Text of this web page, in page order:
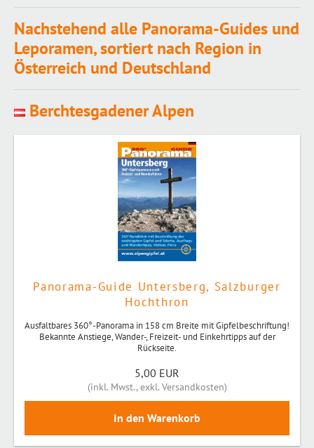
Nachstehend alle Panorama-Guides und
Leporamen, sortiert nach Region in
Österreich und Deutschland
Berchtesgadener Alpen
Panorama-Guide Untersberg, Salzburger
Hochthron
Ausfaltbares 360°-Panorama in 158 cm Breite mit Gipfelbeschriftung!
Bekannte Anstiege, Wander-, Freizeit- und Einkehrtipps auf der
Rückseite.
5,00 EUR
(inkl. Mwst.,exkl. Versandkosten)